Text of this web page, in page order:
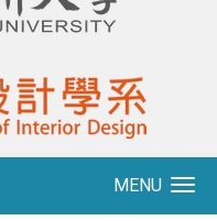
MENU